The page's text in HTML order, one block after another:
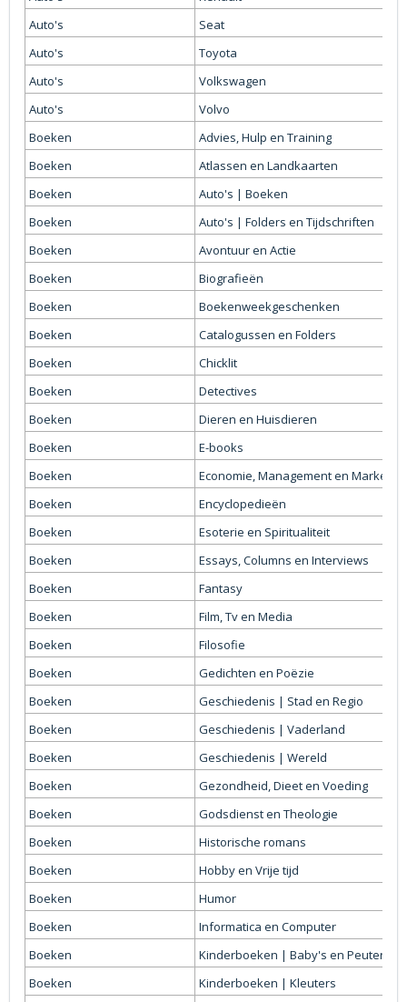
Auto's
Seat
Auto's
Toyota
Auto's
Volkswagen
Auto's
Volvo
Boeken
Advies, Hulp en Training
Boeken
Atlassen en Landkaarten
Boeken
Auto's | Boeken
Boeken
Auto's | Folders en Tijdschriften
Boeken
Avontuur en Actie
Boeken
Biografieën
Boeken
Boekenweekgeschenken
Boeken
Catalogussen en Folders
Boeken
Chicklit
Boeken
Detectives
Boeken
Dieren en Huisdieren
Boeken
E-books
Boeken
Economie, Management en Marketing
Boeken
Encyclopedieën
Boeken
Esoterie en Spiritualiteit
Boeken
Essays, Columns en Interviews
Boeken
Fantasy
Boeken
Film, Tv en Media
Boeken
Filosofie
Boeken
Gedichten en Poëzie
Boeken
Geschiedenis | Stad en Regio
Boeken
Geschiedenis | Vaderland
Boeken
Geschiedenis | Wereld
Boeken
Gezondheid, Dieet en Voeding
Boeken
Godsdienst en Theologie
Boeken
Historische romans
Boeken
Hobby en Vrije tijd
Boeken
Humor
Boeken
Informatica en Computer
Boeken
Kinderboeken | Baby's en Peuters
Boeken
Kinderboeken | Kleuters